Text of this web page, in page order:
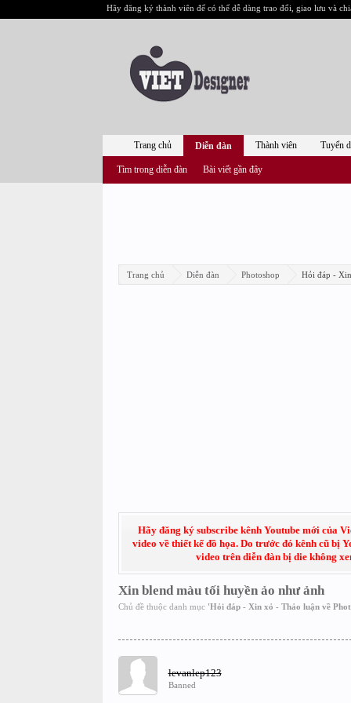
Hãy đăng ký thành viên để có thể dễ dàng trao đổi, giao lưu và
Trang chủ Diễn đàn Photoshop Hỏi đáp -
Hãy đăng ký subscribe kênh Youtube mới của
video về thiết kế đồ họa. Do trước đó kênh cũ bị
video trên diễn đàn bị die không
Xin blend màu tối huyền ảo như ảnh
Chủ đề thuộc danh mục 'Hỏi đáp - Xin xỏ - Thảo luận về
levanlep123
Banned
Trang chủ Diễn đàn
Tìm trong diễn đàn Bài viết gần đây
Thành viên Tuyển